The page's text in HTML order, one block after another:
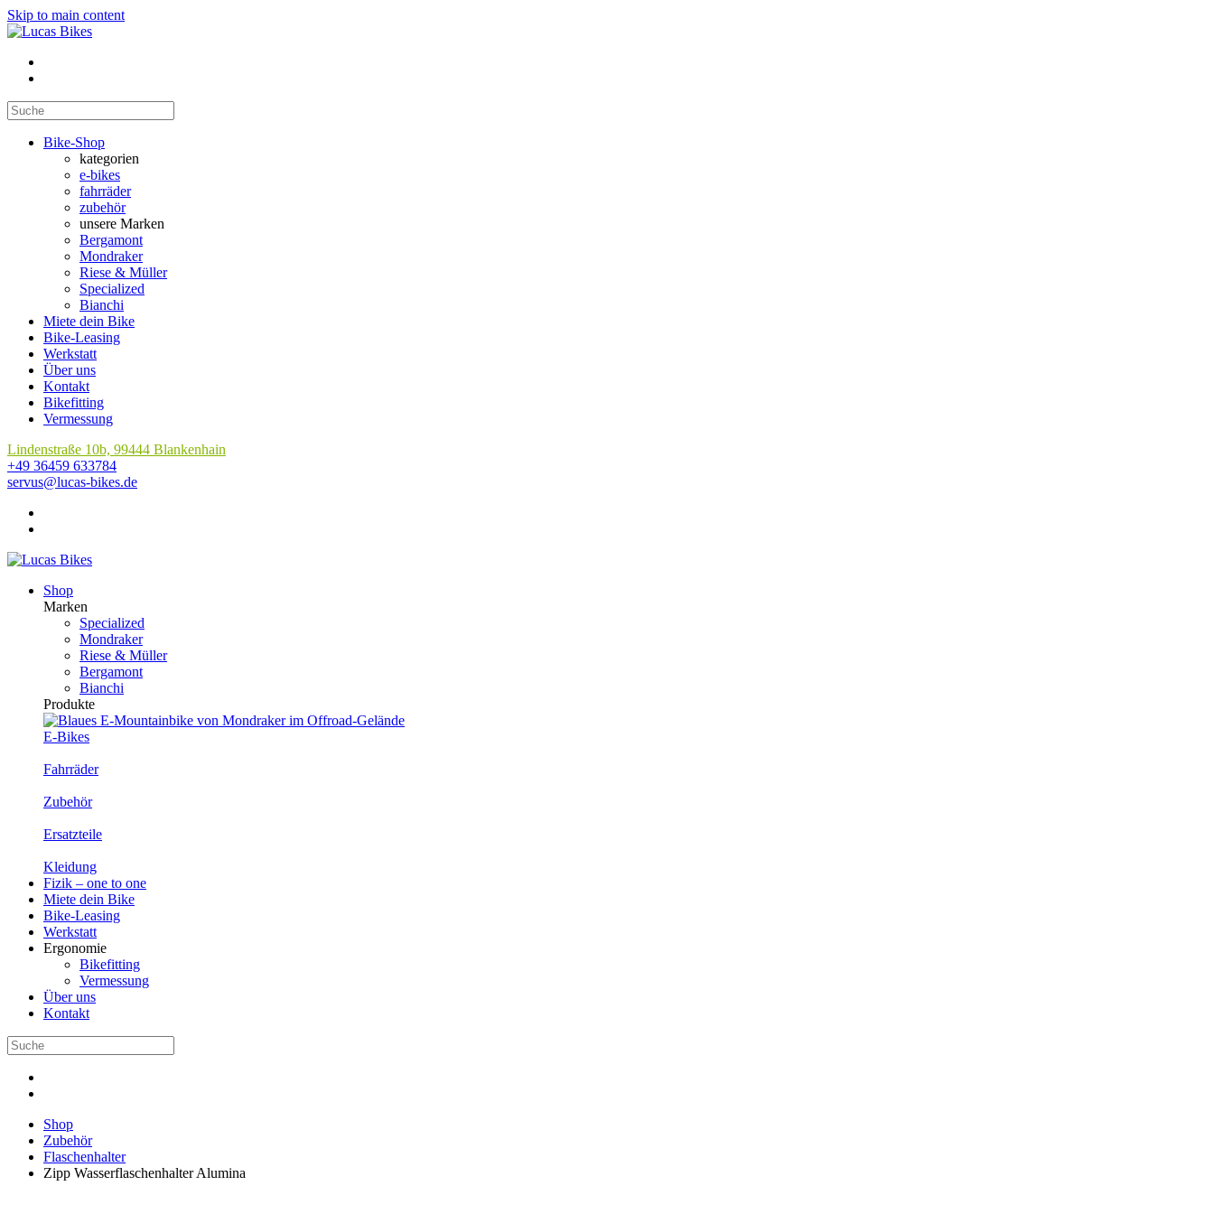
Skip to main content
Bike-Shop
kategorien
e-bikes
fahrräder
zubehör
unsere Marken
Bergamont
Mondraker
Riese & Müller
Specialized
Bianchi
Miete dein Bike
Bike-Leasing
Werkstatt
Über uns
Kontakt
Bikefitting
Vermessung
Lindenstraße 10b, 99444 Blankenhain
+49 36459 633784
servus@lucas-bikes.de
Shop
Marken
Specialized
Mondraker
Riese & Müller
Bergamont
Bianchi
Produkte
E-Bikes
Fahrräder
Zubehör
Ersatzteile
Kleidung
Fizik – one to one
Miete dein Bike
Bike-Leasing
Werkstatt
Ergonomie
Bikefitting
Vermessung
Über uns
Kontakt
Shop
Zubehör
Flaschenhalter
Zipp Wasserflaschenhalter Alumina